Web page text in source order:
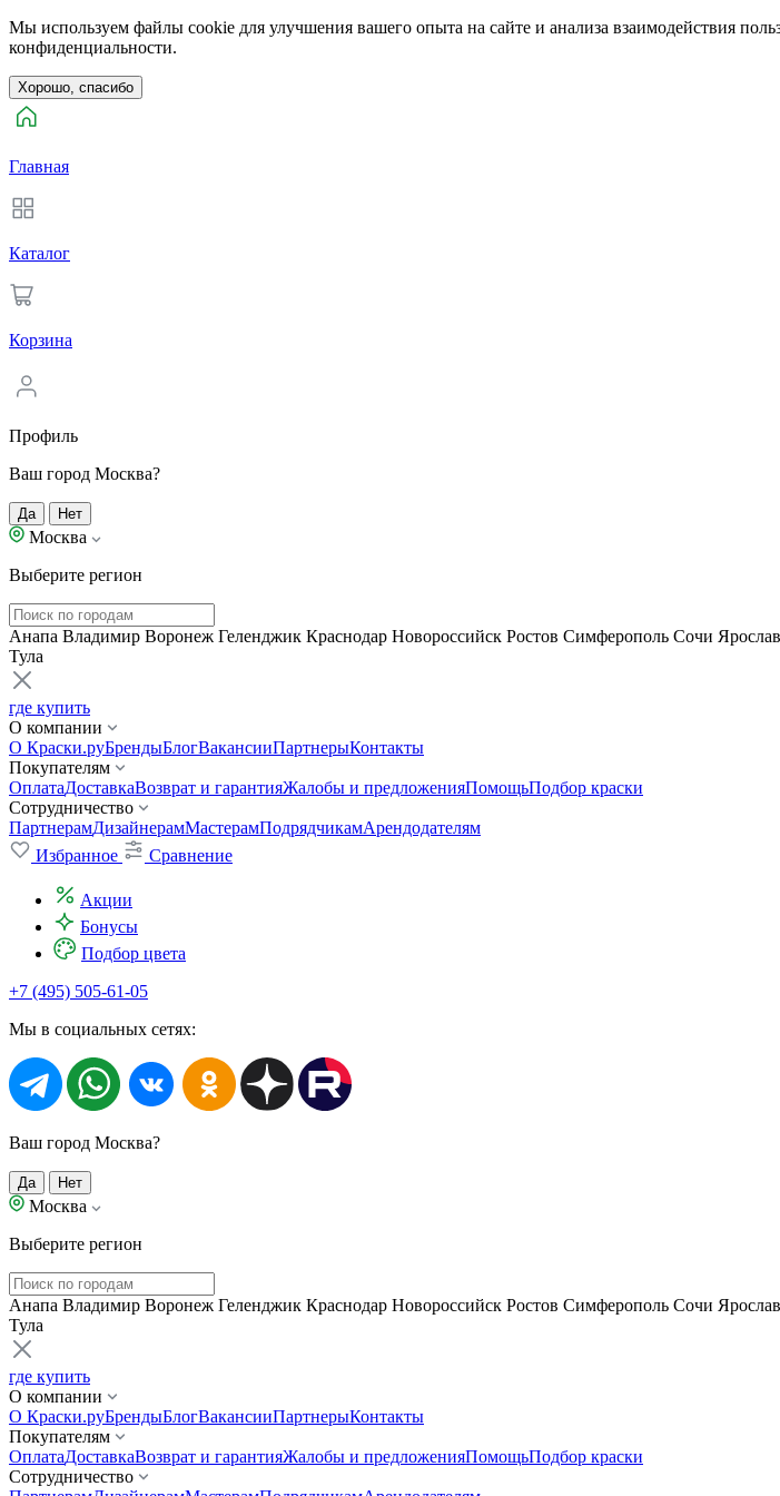
Мы используем файлы cookie для улучшения вашего опыта на сайте и анализа взаимодействия
конфиденциальности.
Хорошо, спасибо
Главная
Каталог
Корзина
Профиль
Ваш город Москва?
Да Нет
Москва
Выберите регион
Анапа Владимир Воронеж Геленджик Краснодар Новороссийск Ростов Симферополь Сочи
Тула
где купить
О компании
О Краски.руБрендыБлогВакансииПартнерыКонтакты
Покупателям
ОплатаДоставкаВозврат и гарантияЖалобы и предложенияПомощьПодбор краски
Сотрудничество
ПартнерамДизайнерамМастерамПодрядчикамАрендодателям
Избранное
Сравнение
Акции
Бонусы
Подбор цвета
+7 (495) 505-61-05
Мы в социальных сетях:
Ваш город Москва?
Да Нет
Москва
Выберите регион
Анапа Владимир Воронеж Геленджик Краснодар Новороссийск Ростов Симферополь Сочи
Тула
где купить
О компании
О Краски.руБрендыБлогВакансииПартнерыКонтакты
Покупателям
ОплатаДоставкаВозврат и гарантияЖалобы и предложенияПомощьПодбор краски
Сотрудничество